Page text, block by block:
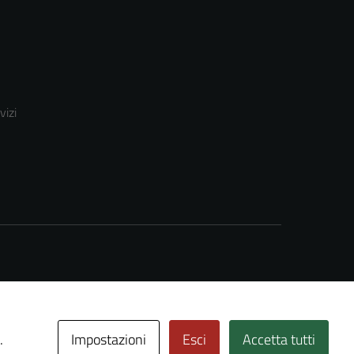
Impostazioni Esci Accetta tutti